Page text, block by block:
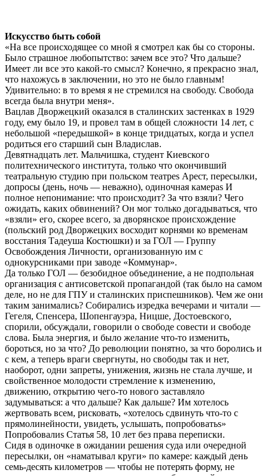
Искусство быть собой
«На все происходящее со мной я смотрел как бы со стороны.
Было страшное любопытство: зачем все это? Что дальше?
Имеет ли все это какой-то смысл? Конечно, я прекрасно знал,
что нахожусь в заключении, но это не было главным!
Удивительно: в то время я не стремился на свободу. Свобода
всегда была внутри меня».
Вацлав Дворжецкий оказался в сталинских застенках в 1929
году, ему было 19, и провел там в общей сложности 14 лет, с
небольшой «передышкой» в конце тридцатых, когда и успел
родиться его старший сын Владислав.
Девятнадцать лет. Мальчишка, студент Киевского
политехнического института, только что окончивший
театральную студию при польском театреѕ Арест, пересылки,
допросы (день, ночь — неважно), одиночная камераѕ И
полное непонимание: что происходит? За что взяли? Чего
ожидать, каких обвинений? Он мог только догадываться, что
«взяли» его, скорее всего, за дворянское происхождение
(польский род Дворжецких восходит корнями ко временам
восстания Тадеуша Костюшки) и за ГОЛ — Группу
Освобождения Личности, организованную им с
однокурсниками при заводе «Коммунар».
Да только ГОЛ — безобидное объединение, а не подпольная
организация с антисоветской пропагандой (так было на самом
деле, но не для ГПУ и сталинских приспешников). Чем же они
таким занимались? Собирались изредка вечерами и читали —
Гегеля, Спенсера, Шопенгауэра, Ницше, Достоевского,
спорили, обсуждали, говорили о свободе совести и свободе
слова. Была энергия, и было желание что-то изменить,
бороться, но за что? До революции понятно, за что боролись и
с кем, а теперь враги свергнуты, но свободы так и нет,
наоборот, одни запреты, унижения, жизнь не стала лучше, и
свойственное молодости стремление к изменению,
движению, открытию чего-то нового заставляло
задумываться: а что дальше? Как дальше? Им хотелось
жертвовать всем, рисковать, «хотелось сдвинуть что-то с
прямолинейности, увидеть, услышать, попробоватьѕ»
Попробовалиѕ Статья 58, 10 лет без права переписки.
Сидя в одиночке в ожидании решения суда или очередной
пересылки, он «наматывал круги» по камере: каждый день
семь-десять километров — чтобы не потерять форму, не